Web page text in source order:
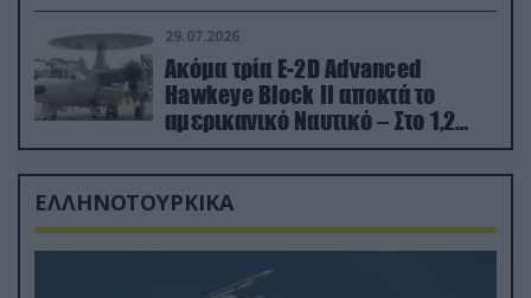
29.07.2026
Ακόμα τρία E-2D Advanced
Hawkeye Block II αποκτά το
αμερικανικό Ναυτικό – Στο 1,2
δισ.δολάρια το κόστος
ΕΛΛΗΝΟΤΟΥΡΚΙΚΑ